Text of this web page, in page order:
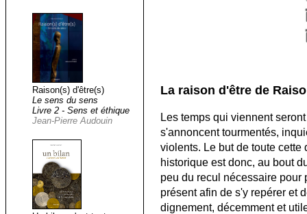
Raison(s) d'être(s)
Le sens du sens
Livre 2 - Sens et éthique
Jean-Pierre Audouin
La raison d'être de
Les temps qui viennent
s'annoncent tourmentés,
violents. Le but de toute
historique est donc, au bout
peu du recul nécessaire pour
présent afin de s'y repérer et
dignement, décemment et